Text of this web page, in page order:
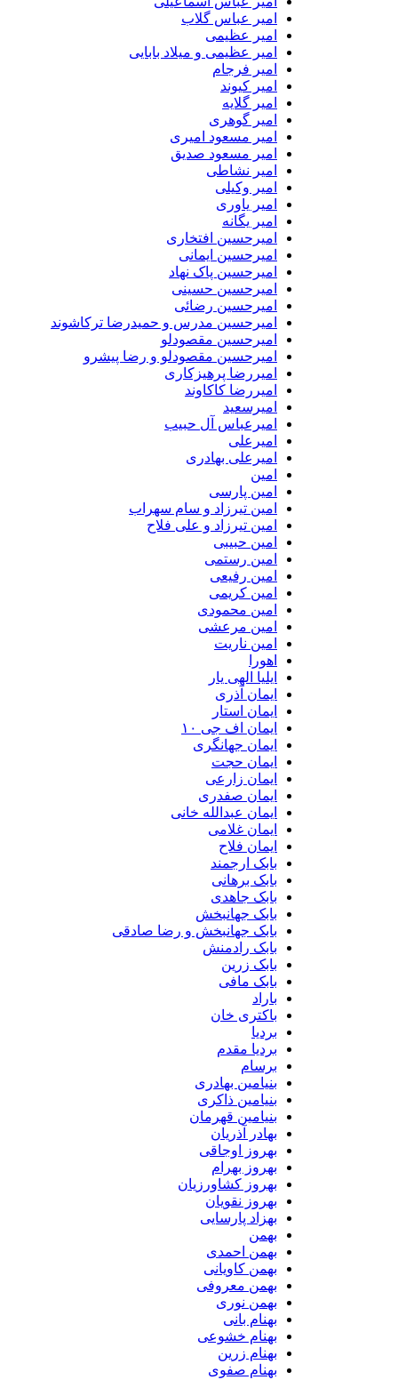
امیر عباس گلاب
امیر عظیمی
امیر عظیمی و میلاد بابایی
امیر فرجام
امیر کیوند
امیر گلایه
امیر گوهری
امیر مسعود امیری
امیر مسعود صدیق
امیر نشاطی
امیر وکیلی
امیر یاوری
امیر یگانه
امیرحسین افتخاری
امیرحسین ایمانی
امیرحسین پاک نهاد
امیرحسین حسینی
امیرحسین رضائی
امیرحسین مدرس و حمیدرضا ترکاشوند
امیرحسین مقصودلو
امیرحسین مقصودلو و رضا پیشرو
امیررضا پرهیزکاری
امیررضا کاکاوند
امیرسعید
امیرعباس آل حبیب
امیرعلی
امیرعلی بهادری
امین
امین پارسی
امین تیرزاد و سام سهراب
امین تیرزاد و علی فلاح
امین حبیبی
امین رستمی
امین رفیعی
امین کریمی
امین محمودی
امین مرعشی
امین ناریت
اهورا
ایلیا الهی یار
ایمان آذری
ایمان استار
ایمان اف جی ۱۰
ایمان جهانگری
ایمان حجت
ایمان زارعی
ایمان صفدری
ایمان عبدالله خانی
ایمان غلامی
ایمان فلاح
بابک ارجمند
بابک برهانی
بابک جاهدی
بابک جهانبخش
بابک جهانبخش و رضا صادقی
بابک رادمنش
بابک زرین
بابک مافی
باراد
باکتری خان
بردیا
بردیا مقدم
برسام
بنیامین بهادری
بنیامین ذاکری
بنیامین قهرمان
بهادر آذریان
بهروز اوجاقی
بهروز بهرام
بهروز کشاورزیان
بهروز نقویان
بهزاد پارسایی
بهمن
بهمن احمدی
بهمن کاویانی
بهمن معروفی
بهمن نوری
بهنام بانی
بهنام خشوعی
بهنام زرین
بهنام صفوی